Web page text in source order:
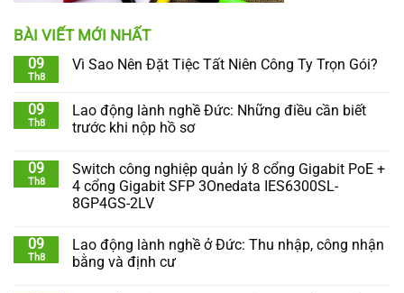
BÀI VIẾT MỚI NHẤT
09
Th8
Vì Sao Nên Đặt Tiệc Tất Niên Công Ty Trọn Gói?
09
Th8
Lao động lành nghề Đức: Những điều cần biết
trước khi nộp hồ sơ
09
Th8
Switch công nghiệp quản lý 8 cổng Gigabit PoE +
4 cổng Gigabit SFP 3Onedata IES6300SL-
8GP4GS-2LV
09
Th8
Lao động lành nghề ở Đức: Thu nhập, công nhận
bằng và định cư